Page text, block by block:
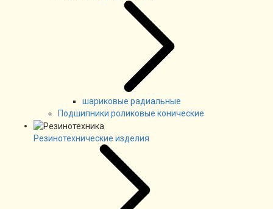
шариковые радиальные
Подшипники роликовые конические
Резинотехнические изделия